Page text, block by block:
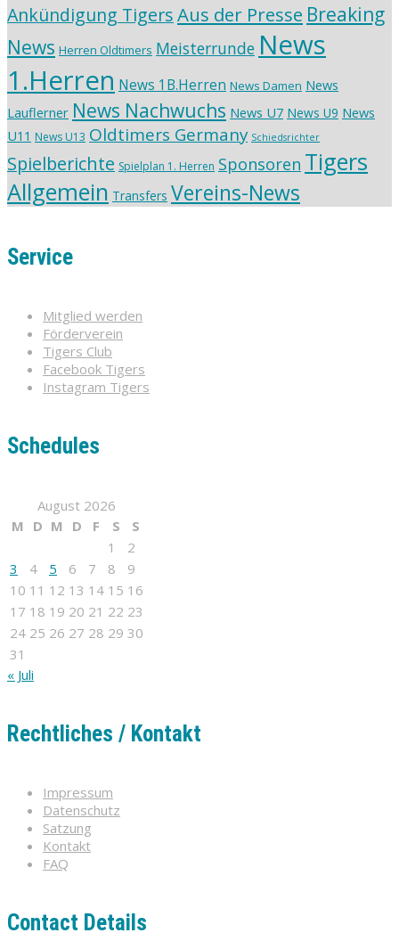
Ankündigung TigersAus der Presse Breaking
News Herren Oldtimers Meisterrunde News
1.Herren News 1B.Herren News Damen News
Lauflerner News Nachwuchs News U7 News U9 News
U11 News U13 Oldtimers Germany Schiedsrichter
Spielberichte Spielplan 1. Herren Sponsoren Tigers
Allgemein Transfers Vereins-News
Service
Mitglied werden
Förderverein
Tigers Club
Facebook Tigers
Instagram Tigers
Schedules
August 2026
M D M D F S
S
1
2
3
4 5 6 7 8
9
10 11 12 13 14 15 16
17 18 19 20 21 22 23
24 25 26 27 28 29 30
31
« Juli
Rechtliches / Kontakt
Impressum
Datenschutz
Satzung
Kontakt
FAQ
Contact Details